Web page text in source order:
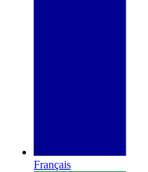
Français